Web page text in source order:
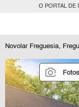
O PORTAL DE
Novolar Freguesia,
Fotos